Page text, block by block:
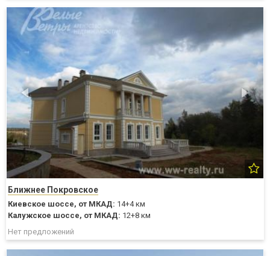
Ближнее Покровское
Киевское шоссе, от МКАД: 14+4 км
Калужское шоссе, от МКАД: 12+8 км
Нет предложений